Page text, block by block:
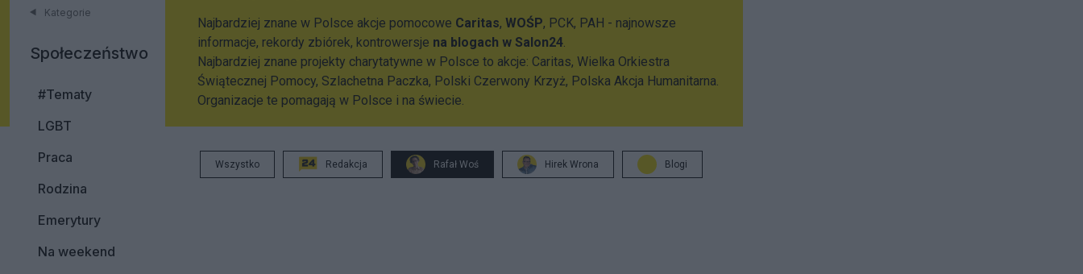
Kategorie
Społeczeństwo
#Tematy
LGBT
Praca
Rodzina
Emerytury
Na weekend
Najbardziej znane w Polsce akcje pomocowe Caritas, WOŚP, PCK, PAH - najnowsze
informacje, rekordy zbiórek, kontrowersje na blogach w Salon24.
Najbardziej znane projekty charytatywne w Polsce to akcje: Caritas, Wielka Orkiestra
Świątecznej Pomocy, Szlachetna Paczka, Polski Czerwony Krzyż, Polska Akcja Humanitarna.
Organizacje te pomagają w Polsce i na świecie.
Wszystko Redakcja Rafał Woś Hirek Wrona Blogi